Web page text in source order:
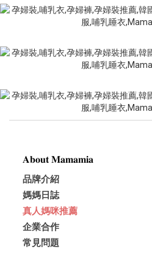
𝐀𝐛𝐨𝐮𝐭 𝐌𝐚𝐦𝐚𝐦𝐢𝐚
品牌介紹
媽媽日誌
真人媽咪推薦
企業合作
常見問題